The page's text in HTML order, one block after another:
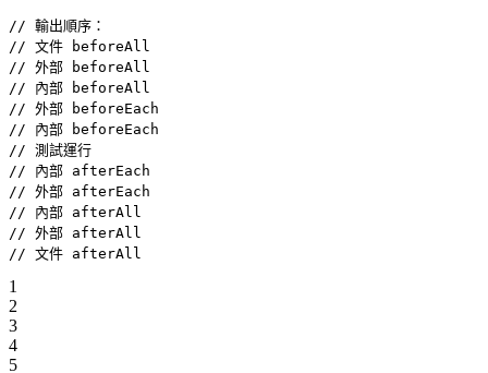
// 輸出順序：
// 文件 beforeAll
// 外部 beforeAll
// 內部 beforeAll
// 外部 beforeEach
// 內部 beforeEach
// 測試運行
// 內部 afterEach
// 外部 afterEach
// 內部 afterAll
// 外部 afterAll
// 文件 afterAll
1
2
3
4
5